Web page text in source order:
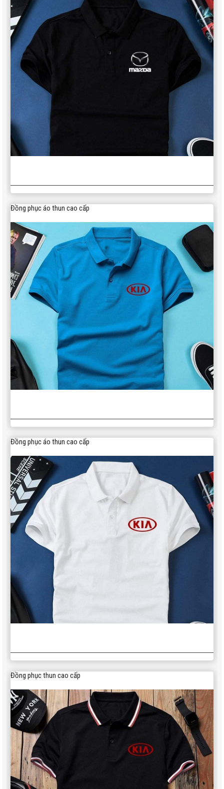
350,000
Áo gió cao cấp AG004
350,000
Áo sơ mi tay dài
350,000
Áo gió cao cấp AG004
Đồng phục áo thun cao cấp
Đồng phục áo thun cao cấp
Đồng phục thun cao cấp